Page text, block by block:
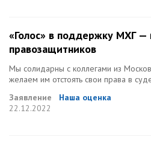
«Голос» в поддержку МХГ —
правозащитников
Мы солидарны с коллегами из
желаем им отстоять свои права в
Заявление
Наша оценка
22.12.2022